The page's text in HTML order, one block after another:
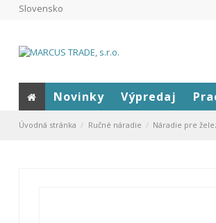
Slovensko
Novinky Výpredaj
Úvodná stránka Ručné náradie Náradie pre